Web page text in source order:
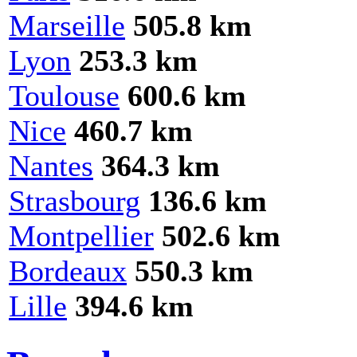
Marseille 505.8 km
Lyon 253.3 km
Toulouse 600.6 km
Nice 460.7 km
Nantes 364.3 km
Strasbourg 136.6 km
Montpellier 502.6 km
Bordeaux 550.3 km
Lille 394.6 km